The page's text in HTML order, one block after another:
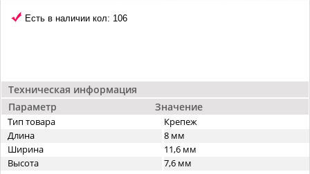
Техническая информация
Параметр
Значение
Тип товара
Крепеж
Длина
8 мм
Ширина
11,6 мм
Высота
7,6 мм
Есть в наличии кол: 106